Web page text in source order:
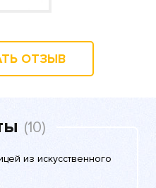
ОТЗЫВ
(10)
из искусственного